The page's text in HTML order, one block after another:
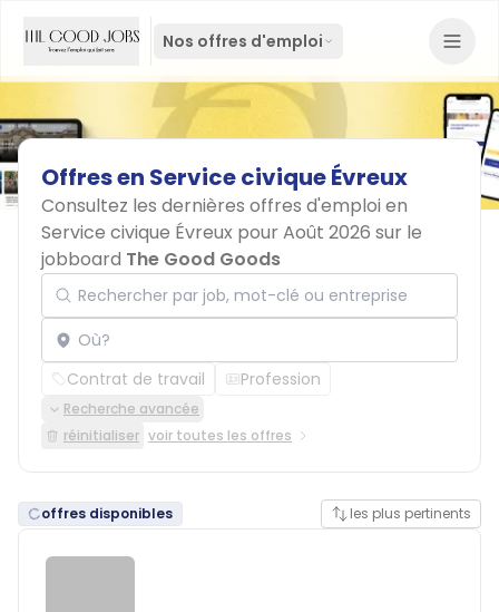
Nos offres d'emploi
Offresen ServiceciviqueÉvreux
Consultez les dernières offres d'emploi en
Service civique Évreux pour Août 2026 sur le
jobboard The Good Goods
Rechercher par job, mot-clé ou entreprise
Localisation
Contrat de travail Profession
Recherche avancée
réinitialiser voir toutes les offres
offres disponibles les plus pertinents